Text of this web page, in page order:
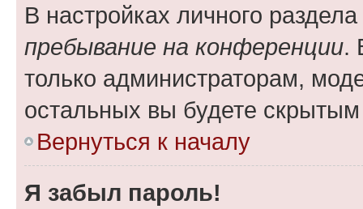
В настройках личного
пребывание на конференции.
только администраторам,
остальных вы будете
Вернуться к началу
Я забыл пароль!